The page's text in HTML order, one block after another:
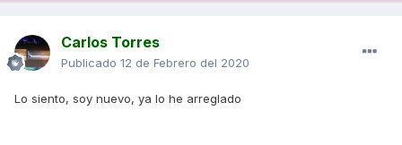
Carlos Torres
Publicado 12 de Febrero del 2020
Lo siento, soy nuevo, ya lo he arreglado